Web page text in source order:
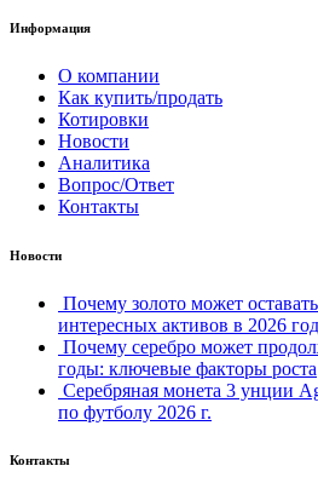
Информация
О компании
Как купить/продать
Котировки
Новости
Аналитика
Вопрос/Ответ
Контакты
Новости
Почему золото может
интересных активов в 2026
Почему серебро может
годы: ключевые факторы роста
Серебряная монета 3 унции
по футболу 2026 г.
Контакты